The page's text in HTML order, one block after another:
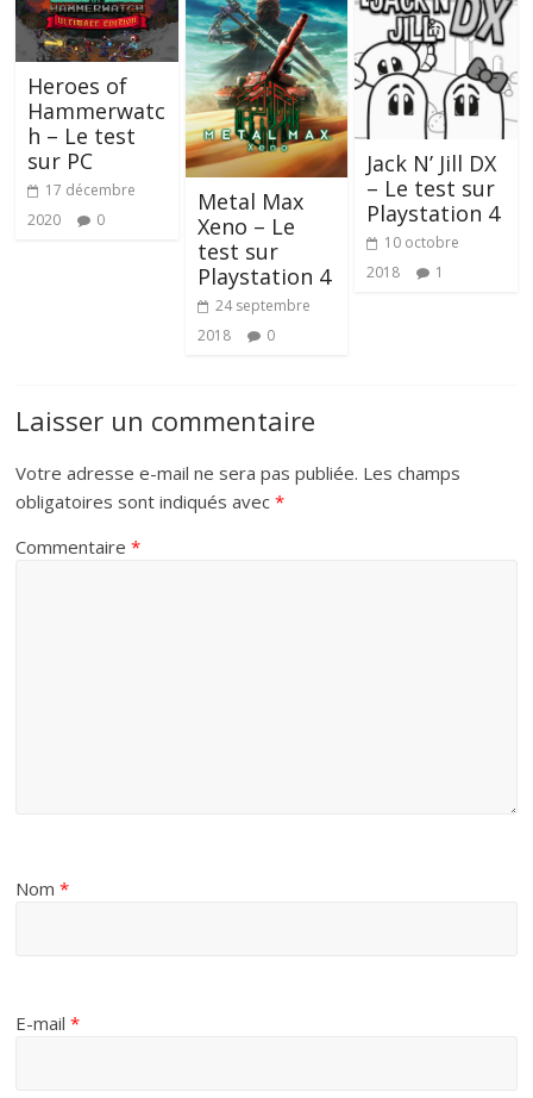
Heroes of
Hammerwatc
h – Le test
sur PC
17 décembre
2020
0
Metal Max
Xeno – Le
test sur
Playstation 4
24 septembre
2018
0
Jack N’ Jill DX
– Le test sur
Playstation 4
10 octobre
2018
1
Laisser un commentaire
Votre adresse e-mail ne sera pas publiée. Les champs
obligatoires sont indiqués avec*
Commentaire*
Nom*
E-mail*